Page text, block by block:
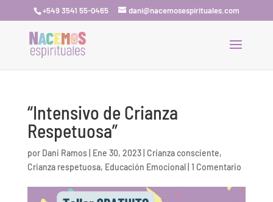
+549 3541 55-0465 dani@nacemosespirituales.com
“Intensivo de Crianza
Respetuosa”
por Dani Ramos| Ene 30, 2023| Crianza consciente,
Crianza respetuosa, Educación Emocional| 1 Comentario